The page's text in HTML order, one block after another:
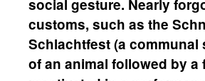
social gesture. Nearly
customs, such as the
Schlachtfest (a communal
of an animal followed by a